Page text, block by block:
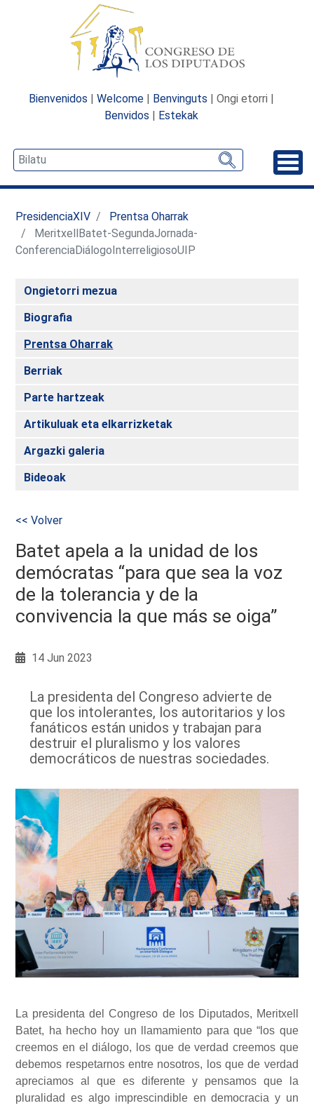
Bienvenidos | Welcome | Benvinguts | Ongi etorri |
Benvidos | Estekak
PresidenciaXIV
Prentsa Oharrak
MeritxellBatet-SegundaJornada-
ConferenciaDiálogoInterreligiosoUIP
Ongietorri mezua
Biografia
Prentsa Oharrak
Berriak
Parte hartzeak
Artikuluak eta elkarrizketak
Argazki galeria
Bideoak
<< Volver
Batet apela a la unidad de los
demócratas “para que sea la voz
de la tolerancia y de la
convivencia la que más se oiga”
14 Jun 2023
La presidenta del Congreso advierte de
que los intolerantes, los autoritarios y los
fanáticos están unidos y trabajan para
destruir el pluralismo y los valores
democráticos de nuestras sociedades.
La presidenta del Congreso de los Diputados, Meritxell
Batet, ha hecho hoy un llamamiento para que “los que
creemos en el diálogo, los que de verdad creemos que
debemos respetarnos entre nosotros, los que de verdad
apreciamos al que es diferente y pensamos que la
pluralidad es algo imprescindible en democracia y un